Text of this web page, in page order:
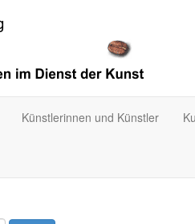
Künstlerinnen und Künstler